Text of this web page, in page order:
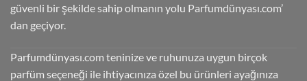
güvenli bir şekilde sahip olmanın yolu Parfumdünyası.com’
dan geçiyor.
Parfumdünyası.com teninize ve ruhunuza uygun birçok
parfüm seçeneği ile ihtiyacınıza özel bu ürünleri ayağınıza